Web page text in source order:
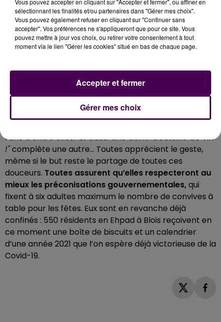
Pour l'élu blésois Cédric Marmuse, cette distribution
est surtout l'occasion de recréer du lien avec des
personnes encore plus isolées par le contexte
sanitaire © Nicolas Terrien
PRODUITS DE FÊTE, PORTEURS D’ESPOIR...
A l’extérieur de la salle de la Boule-de-Fort, rue des
Ponts-Chartrains, un groupe de fringantes
septuagénaires découvre le contenu de leur colis.
l’une d’entre elles."Et aussi une demi-bouteille de vin
!"complète une autre... Toutes apprécient le geste,
même si le but reste le partage de toutes ces
douceurs. Toutes assurent qu’elles respecteront au
mieux les préconisations gouvernementales,qui
fixent à six adultes maximum le nombre de convives à
table pour les fêtes. Eux sont en revanche déjà
confinés : 550 résidents en Ehpad à Blois reçoivent en
ce moment une boîte de biscuits et un calendrier
d’une année 2021 que l’on espère déjà victorieuse de la
Covid-19.
sélectionnant les finalités et/ou partenaires dans "Gérer mes choix".
Vous pouvez également refuser en cliquant sur "Continuer sans
accepter". Vos préférences ne s'appliqueront que pour ce site. Vous
pouvez mettre à jour vos choix, ou retirer votre consentement à tout
moment via le lien "Gérer les cookies" situé en bas de chaque page.
Gérer mes choix
Accepter et fermer